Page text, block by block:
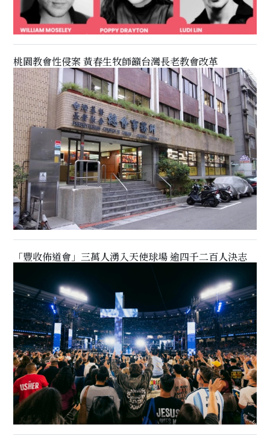
桃園教會性侵案 黃春生牧師籲台灣長老教會改革
「豐收佈道會」三萬人湧入天使球場 逾四千二百人決志